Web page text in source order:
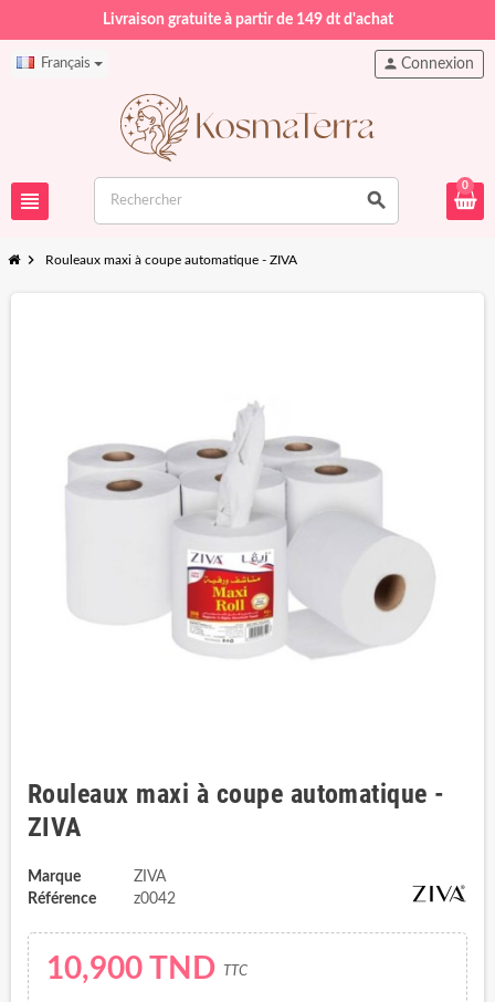
Livraison gratuite à partir de 149 dt d'achat
Français
view_headline search
person Connexion
0
chevron_right Rouleaux maxi à coupe automatique - ZIVA
Rouleaux maxi à coupe automatique -
ZIVA
Marque
ZIVA
Référence
z0042
10,900 TND TTC